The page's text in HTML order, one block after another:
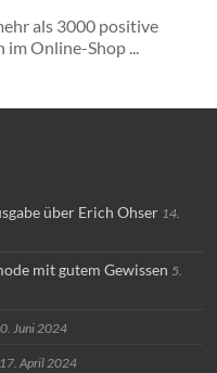
als 3000 positive
Online-Shop ...
über Erich Ohser 14.
mit gutem Gewissen 5.
Juni 2024
17. April 2024